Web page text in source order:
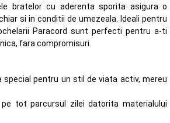
bratelor cu aderenta sporita asigura o
si in conditii de umezeala. Ideali pentru
Paracord sunt perfecti pentru a-ti
fara compromisuri.
special pentru un stil de viata activ, mereu
tot parcursul zilei datorita materialului